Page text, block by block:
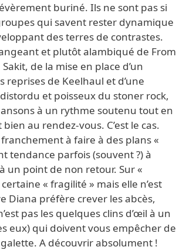
buriné. Ils ne sont pas si
qui savent rester dynamique
des terres de contrastes.
et plutôt alambiqué de From
de la mise en place d’un
de Keelhaul et d’une
et poisseux du stoner rock,
à un rythme soutenu tout en
au rendez-vous. C’est le cas.
à faire à des plans «
tendance parfois (souvent ?) à
un point de non retour. Sur «
« fragilité » mais elle n’est
Diana préfère crever les abcès,
pas les quelques clins d’œil à un
eux) qui doivent vous empêcher de
A découvrir absolument !